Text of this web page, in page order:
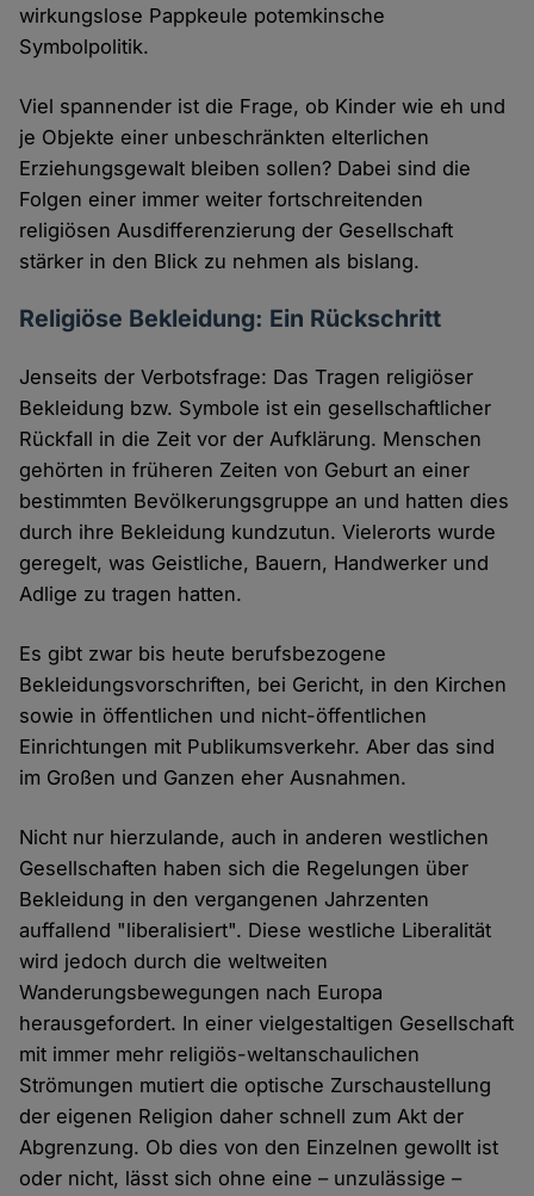
wirkungslose Pappkeule potemkinsche
Symbolpolitik.
Viel spannender ist die Frage, ob Kinder wie eh und
je Objekte einer unbeschränkten elterlichen
Erziehungsgewalt bleiben sollen? Dabei sind die
Folgen einer immer weiter fortschreitenden
religiösen Ausdifferenzierung der Gesellschaft
stärker in den Blick zu nehmen als bislang.
Religiöse Bekleidung: Ein Rückschritt
Jenseits der Verbotsfrage: Das Tragen religiöser
Bekleidung bzw. Symbole ist ein gesellschaftlicher
Rückfall in die Zeit vor der Aufklärung. Menschen
gehörten in früheren Zeiten von Geburt an einer
bestimmten Bevölkerungsgruppe an und hatten dies
durch ihre Bekleidung kundzutun. Vielerorts wurde
geregelt, was Geistliche, Bauern, Handwerker und
Adlige zu tragen hatten.
Es gibt zwar bis heute berufsbezogene
Bekleidungsvorschriften, bei Gericht, in den Kirchen
sowie in öffentlichen und nicht-öffentlichen
Einrichtungen mit Publikumsverkehr. Aber das sind
im Großen und Ganzen eher Ausnahmen.
Nicht nur hierzulande, auch in anderen westlichen
Gesellschaften haben sich die Regelungen über
Bekleidung in den vergangenen Jahrzenten
auffallend "liberalisiert". Diese westliche Liberalität
wird jedoch durch die weltweiten
Wanderungsbewegungen nach Europa
herausgefordert. In einer vielgestaltigen Gesellschaft
mit immer mehr religiös-weltanschaulichen
Strömungen mutiert die optische Zurschaustellung
der eigenen Religion daher schnell zum Akt der
Abgrenzung. Ob dies von den Einzelnen gewollt ist
oder nicht, lässt sich ohne eine – unzulässige –